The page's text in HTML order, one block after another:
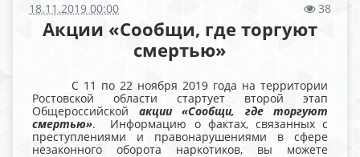
18.11.2019 00:00 38
Акции «Сообщи, где торгуют
смертью»
С 11 по 22 ноября 2019 года на территории
Ростовской области стартует второй этап
Общероссийской акции «Сообщи, где торгуют
смертью». Информацию о фактах, связанных с
преступлениями и правонарушениями в сфере
незаконного оборота наркотиков, вы можете